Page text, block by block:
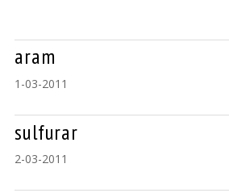
aram
1-03-2011
sulfurar
2-03-2011